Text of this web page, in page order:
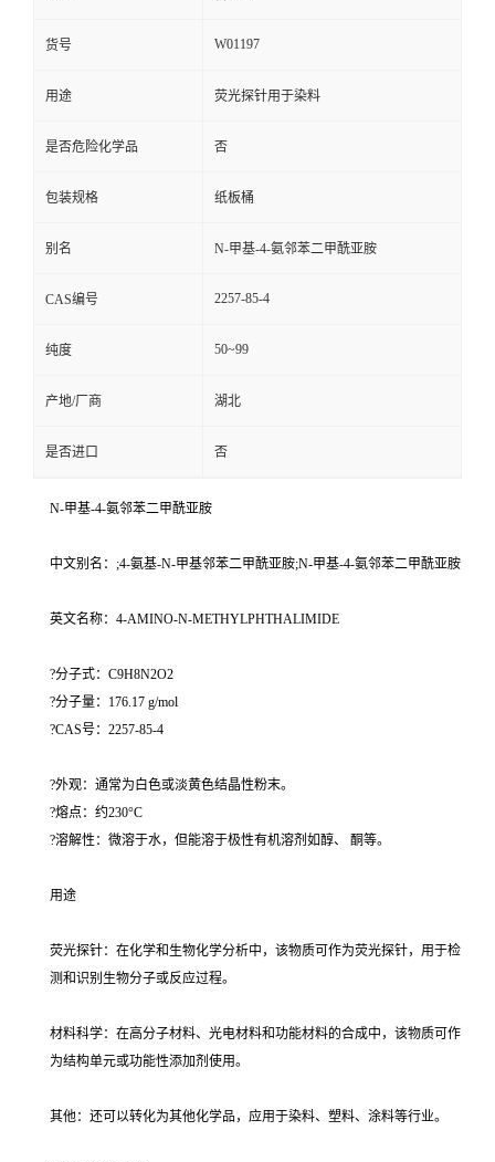
货号 W01197
用途 荧光探针用于染料
是否危险化学品 否
包装规格 纸板桶
别名 N-甲基-4-氨邻苯二甲酰亚胺
CAS编号 2257-85-4
纯度 50~99
产地/厂商 湖北
是否进口 否
N-甲基-4-氨邻苯二甲酰亚胺
中文别名：;4-氨基-N-甲基邻苯二甲酰亚胺;N-甲基-4-氨邻苯二甲酰亚胺
英文名称：4-AMINO-N-METHYLPHTHALIMIDE
?分子式：C9H8N2O2
?分子量：176.17 g/mol
?CAS号：2257-85-4
?外观：通常为白色或淡黄色结晶性粉末。
?熔点：约230°C
?溶解性：微溶于水，但能溶于极性有机溶剂如醇、 酮等。
用途
荧光探针：在化学和生物化学分析中，该物质可作为荧光探针，用于检
测和识别生物分子或反应过程。
材料科学：在高分子材料、光电材料和功能材料的合成中，该物质可作
为结构单元或功能性添加剂使用。
其他：还可以转化为其他化学品，应用于染料、塑料、涂料等行业。